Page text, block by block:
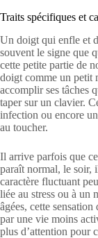
Traits spécifiques et
Un doigt qui enfle et
souvent le signe que
cette petite partie de
doigt comme un petit
accomplir ses tâches
taper sur un clavier.
infection ou encore
au toucher.
Il arrive parfois que
paraît normal, le soir,
caractère fluctuant
liée au stress ou à un
âgées, cette
par une vie moins
plus d’attention pour